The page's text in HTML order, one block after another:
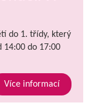
do 1. třídy, který
14:00 do 17:00
Více informací